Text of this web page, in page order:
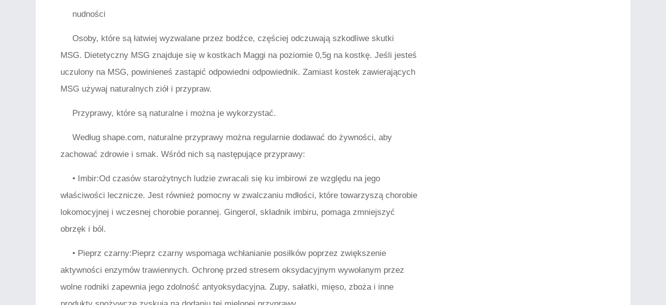
nudności
Osoby, które są łatwiej wyzwalane przez bodźce, częściej odczuwają szkodliwe skutki
MSG. Dietetyczny MSG znajduje się w kostkach Maggi na poziomie 0,5g na kostkę. Jeśli jesteś
uczulony na MSG, powinieneś zastąpić odpowiedni odpowiednik. Zamiast kostek zawierających
MSG używaj naturalnych ziół i przypraw.
Przyprawy, które są naturalne i można je wykorzystać.
Według shape.com, naturalne przyprawy można regularnie dodawać do żywności, aby
zachować zdrowie i smak. Wśród nich są następujące przyprawy:
• Imbir:Od czasów starożytnych ludzie zwracali się ku imbirowi ze względu na jego
właściwości lecznicze. Jest również pomocny w zwalczaniu mdłości, które towarzyszą chorobie
lokomocyjnej i wczesnej chorobie porannej. Gingerol, składnik imbiru, pomaga zmniejszyć
obrzęk i ból.
• Pieprz czarny:Pieprz czarny wspomaga wchłanianie posiłków poprzez zwiększenie
aktywności enzymów trawiennych. Ochronę przed stresem oksydacyjnym wywołanym przez
wolne rodniki zapewnia jego zdolność antyoksydacyjna. Zupy, sałatki, mięso, zboża i inne